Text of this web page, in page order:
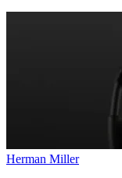
Herman Miller